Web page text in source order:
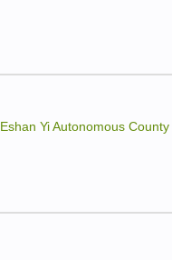
Eshan Yi Autonomous County